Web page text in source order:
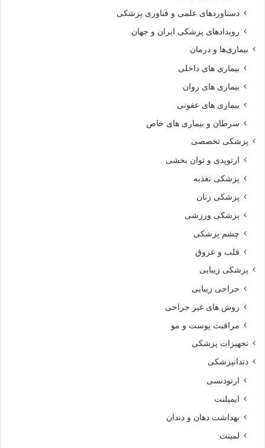
دستاوردهای علمی و فناوری پزشکی
رویدادهای پزشکی ایران و جهان
بیماری‌ها و درمان
بیماری های داخلی
بیماری های روان‌
بیماری های عفونی
سرطان و بیماری های خاص
پزشکی تخصصی
ارتوپدی و توان بخشی
پزشکی تغذیه
پزشکی زنان
پزشکی ورزشی
چشم پزشکی
قلب و عروق
پزشکی زیبایی
جراحی زیبایی
روش های غیر جراحی
مراقبت پوست و مو
تجهیزات پزشکی
دندانپزشکی
ارتودنسی
ایمپلنت
بهداشت دهان و دندان
لمینت